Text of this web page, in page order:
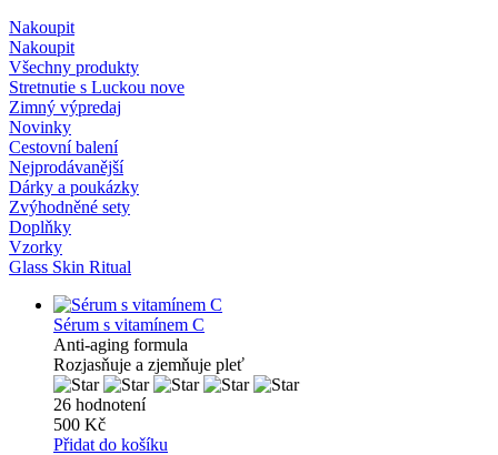
Nakoupit
Nakoupit
Všechny produkty
Stretnutie s Luckou nove
Zimný výpredaj
Novinky
Cestovní balení
Nejprodávanější
Dárky a poukázky
Zvýhodněné sety
Doplňky
Vzorky
Glass Skin Ritual
Sérum s vitamínem C
Anti-aging formula
Rozjasňuje a zjemňuje pleť
26 hodnotení
500 Kč
Přidat do košíku